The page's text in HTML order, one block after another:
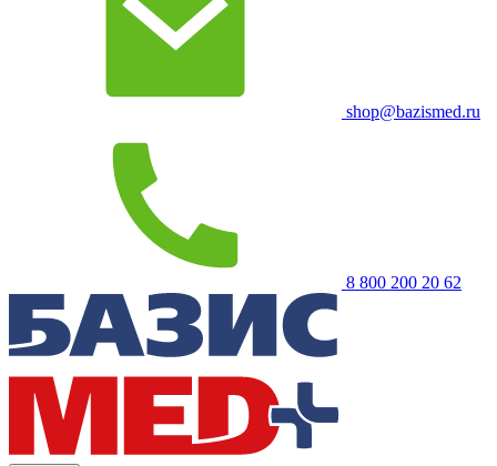
shop@bazismed.ru
8 800 200 20 62